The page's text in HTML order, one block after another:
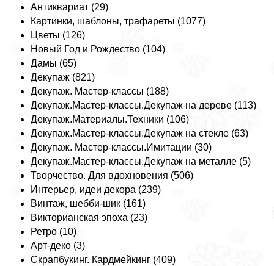
Антиквариат (29)
Картинки, шаблоны, трафареты (1077)
Цветы (126)
Новый Год и Рождество (104)
Дамы (65)
Декупаж (821)
Декупаж. Мастер-классы (188)
Декупаж.Мастер-классы.Декупаж на дереве (113)
Декупаж.Материалы.Техники (106)
Декупаж.Мастер-классы.Декупаж на стекле (63)
Декупаж. Мастер-классы.Имитации (30)
Декупаж.Мастер-классы.Декупаж на металле (5)
Творчество. Для вдохновения (506)
Интерьер, идеи декора (239)
Винтаж, шебби-шик (161)
Викторианская эпоха (23)
Ретро (10)
Арт-деко (3)
Скрапбукинг. Кардмейкинг (409)